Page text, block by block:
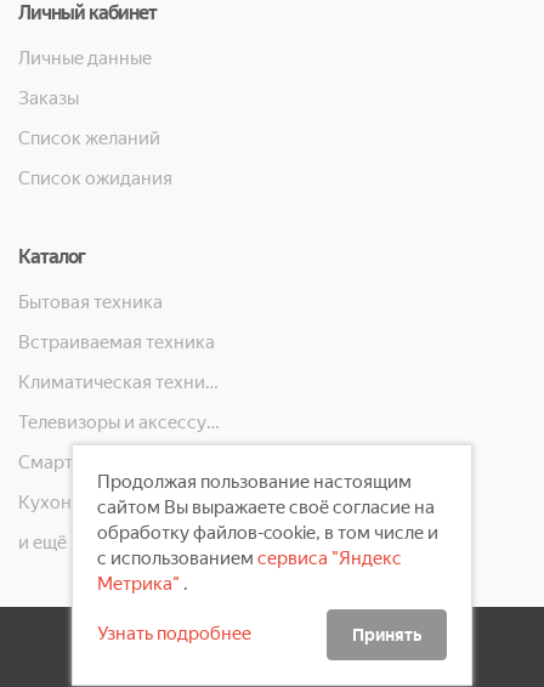
Личный кабинет
Личные данные
Заказы
Список желаний
Список ожидания
Каталог
Бытовая техника
Встраиваемая техника
Климатическая техника
Телевизоры и аксессуары
Кухонная техника
и ещё 10 категорий
2008 - 2026 ©Первый Электронный Магазин
Продолжая пользование настоящим
сайтом Вы выражаете своё согласие на
обработку файлов-cookie, в том числе и
с использованием сервиса "Яндекс
Метрика" .
Узнать подробнее Принять